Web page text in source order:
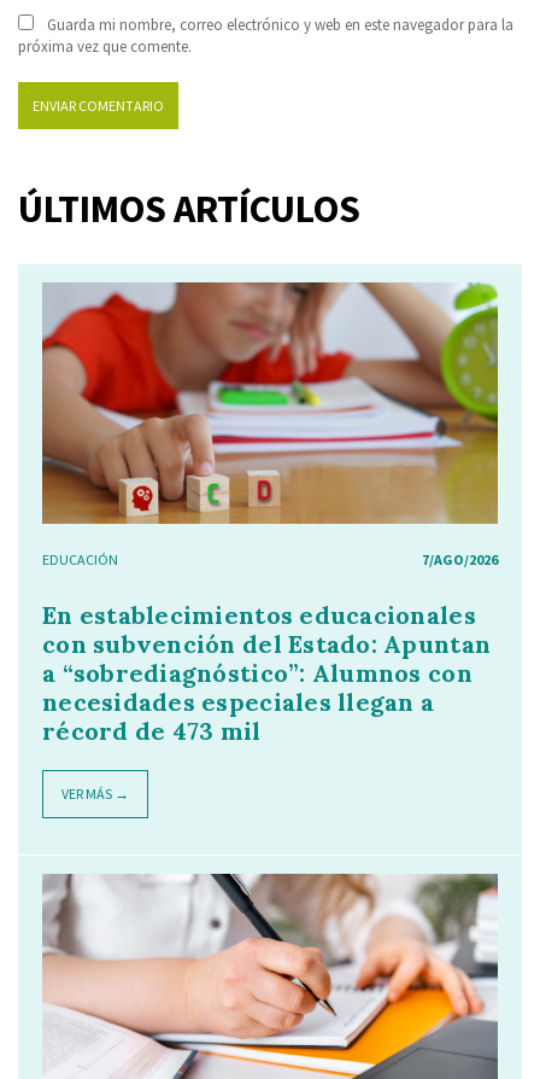
Guarda mi nombre, correo electrónico y web en este navegador para la
próxima vez que comente.
ÚLTIMOS ARTÍCULOS
EDUCACIÓN 7/AGO/2026
En establecimientos educacionales
con subvención del Estado: Apuntan
a “sobrediagnóstico”: Alumnos con
necesidades especiales llegan a
récord de 473 mil
VER MÁS →